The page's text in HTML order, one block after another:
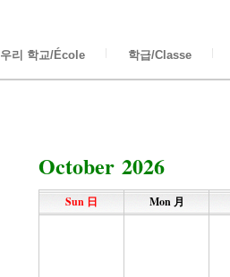
우리 학교/École 학급/Classe
October 2026
Sun 日 Mon 月